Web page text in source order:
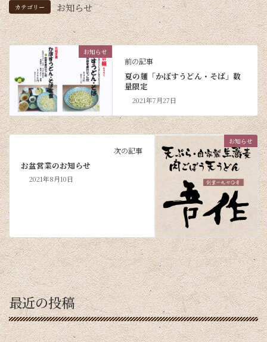
カテゴリー お知らせ
お知らせ
前の記事
夏の麺「かぼすうどん・そば」数
量限定
2021年7月27日
お知らせ
次の記事
お盆営業のお知らせ
2021年8月10日
最近の投稿